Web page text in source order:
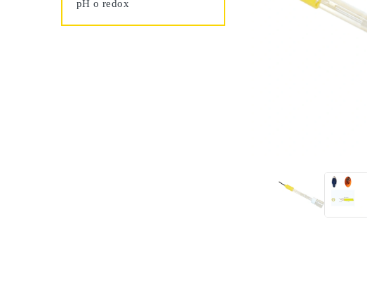
pH o redox